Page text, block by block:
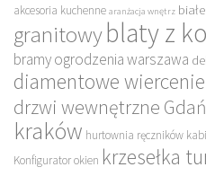
akcesoria kuchenne aranżacja wnętrz
granitowyblaty z
bramy ogrodzenia warszawa
diamentowe
drzwi wewnętrzne
kraków hurtownia ręczników
Konfigurator okien krzesełka